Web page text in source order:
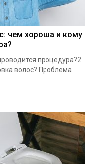
чем хороша и кому
процедура?2
волос? Проблема